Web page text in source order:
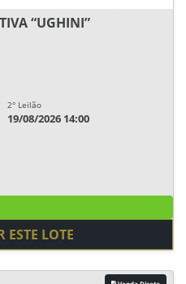
“UGHINI”
2° Leilão
19/08/2026 14:00
ESTE LOTE